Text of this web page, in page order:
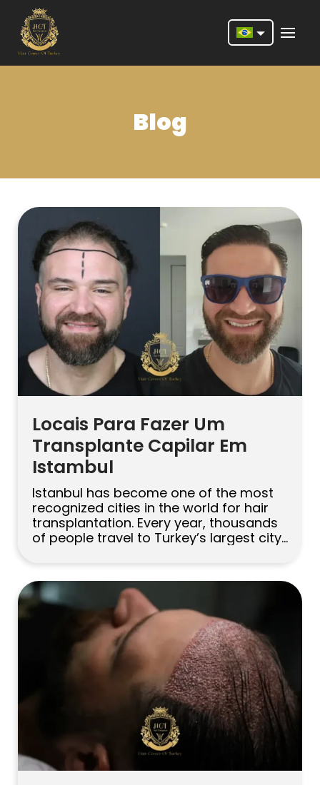
Português
Español
Türkçe
Română
Русский
Български
Svenska
Blog
Locais Para Fazer Um
Transplante Capilar Em
Istambul
Istanbul has become one of the most
recognized cities in the world for hair
transplantation. Every year, thousands
of people travel to Turkey’s largest city
appearance, and regain confidence
through modern hair restoration
techniques. The city offers many
options, from boutique clinics to large
medical centers. However, choosing the